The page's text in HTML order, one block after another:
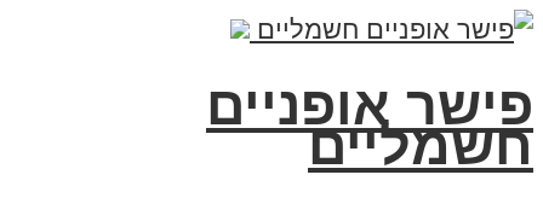
פישר אופניים
חשמליים